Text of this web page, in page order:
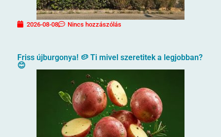
2026-08-08 Nincs hozzászólás
Friss újburgonya! 🥔 Ti mivel szeretitek a legjobban?
😊